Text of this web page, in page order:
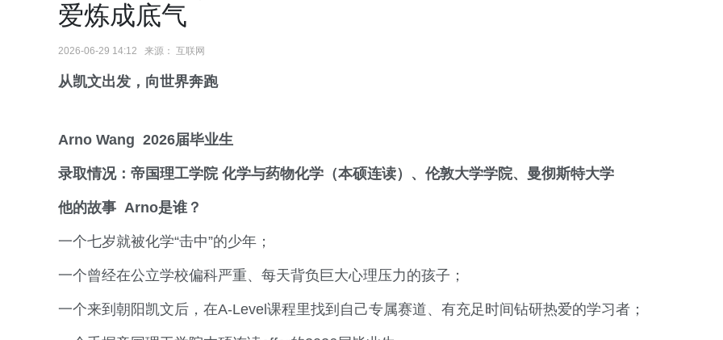
爱炼成底气
2026-06-29 14:12 来源： 互联网
从凯文出发，向世界奔跑
Arno Wang 2026届毕业生
录取情况： 帝国理工学院 化学与药物化学（本硕连读） 、 伦敦大学学院、 曼彻斯特大学
他的故事 Arno是谁？
一个七岁就被化学“击中”的少年；
一个曾经在公立学校偏科严重、每天背负巨大心理压力的孩子；
一个来到朝阳凯文后，在A-Level课程里找到自己专属赛道、有充足时间钻研热爱的学习者；